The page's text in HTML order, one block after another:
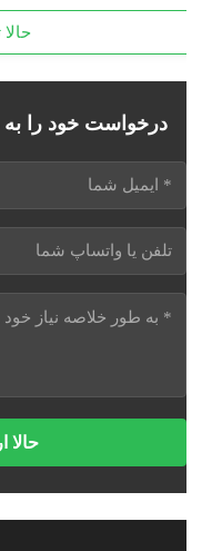
حالا
درخواست خود را به
حالا